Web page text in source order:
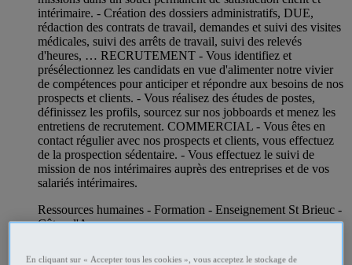
intérimaire. - Création des dossiers administratifs, DUE,
rédaction des contrats de travail, demandes et suivi des visites
médicales, suivi des arrêts de travail, suivi des relevés
d'heures, … RECRUTEMENT - Vous identifiez et
présélectionnez les candidats en vue d'alimenter notre vivier
de compétences pour anticiper et répondre aux besoins de nos
prospects et clients. - Vous réalisez des études de postes,
définissez les profils, sourcez sur nos jobboards et menez les
entretiens de recrutement. COMMERCIAL - Vous êtes en
contact régulier avec nos prospects et clients, vous effectuez
de la prospection sédentaire. - Vous effectuez le suivi de
mission de nos intérimaires auprès des entreprises et de vos
salariés intérimaires.
Ressources humaines - Formation - Enseignement St Brieuc -
Côtes-d'Armor
En cliquant sur « Accepter tous les cookies », vous acceptez le stockage de